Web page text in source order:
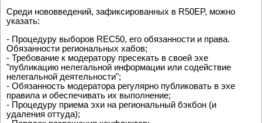
Среди нововведений, зафиксированных в R50EP, можно
указать:
- Процедуру выборов REC50, его обязанности и права.
Обязанности региональных хабов;
- Требование к модератору пресекать в своей эхе
"публикацию нелегальной информации или содействие
нелегальной деятельности";
- Обязанность модератора регулярно публиковать в эхе
правила и обеспечивать их выполнение;
- Процедуру приема эхи на региональный бэкбон (и
удаления оттуда);